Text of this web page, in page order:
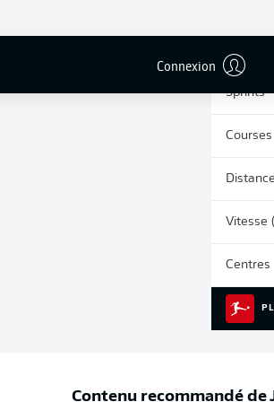
Connexion
Sprints
Vitesse
Centres
Contenu recommandé de